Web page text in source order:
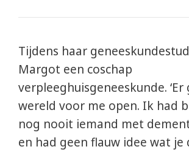
Tijdens haar
Margot een coschap
verpleeghuisgeneeskunde. ‘Er
wereld voor me open. Ik had
nog nooit iemand met
en had geen flauw idee wat je